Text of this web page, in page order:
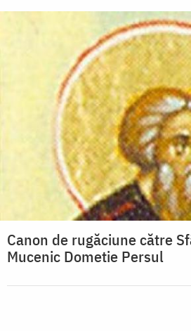
Canon de rugăciune către
Mucenic Dometie Persul